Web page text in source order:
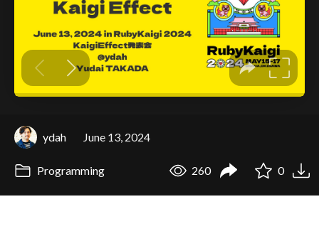
ydah June 13, 2024
Programming 260 0